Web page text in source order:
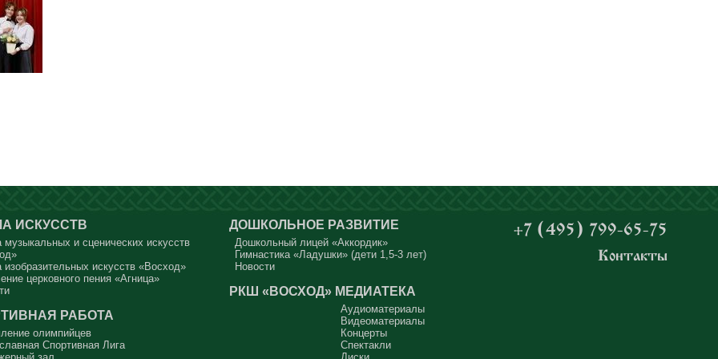
ИСКУССТВ
и сценических искусств
искусств «Восход»
церковного пения «Агница»
РАБОТА
олимпийцев
Спортивная Лига
ДОШКОЛЬНОЕ РАЗВИТИЕ
Дошкольный лицей «Аккордик»
Гимнастика «Ладушки» (дети 1,5-3 лет)
Новости
РКШ «ВОСХОД» МЕДИАТЕКА
Аудиоматериалы
Видеоматериалы
Концерты
Спектакли
+7 (495) 799-65-75
Контакты